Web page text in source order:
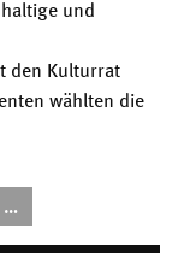
und
den Kulturrat
wählten die
…KULTURRAT